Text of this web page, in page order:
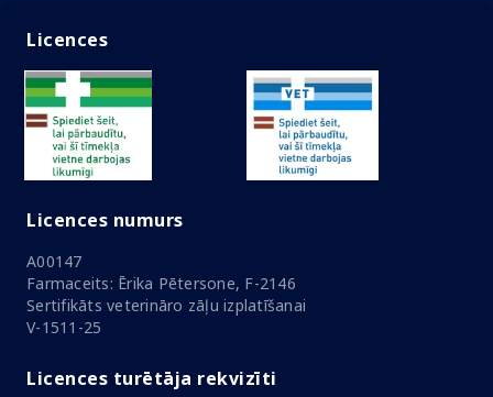
Licences
Licences numurs
A00147
Farmaceits: Ērika Pētersone, F-2146
Sertifikāts veterināro zāļu izplatīšanai
V-1511-25
Licences turētāja rekvizīti